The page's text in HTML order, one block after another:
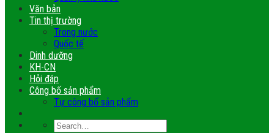
Văn bản
Tin thị trường
Trong nước
Quốc tế
Dinh dưỡng
KH-CN
Hỏi đáp
Công bố sản phẩm
Tự công bố sản phẩm